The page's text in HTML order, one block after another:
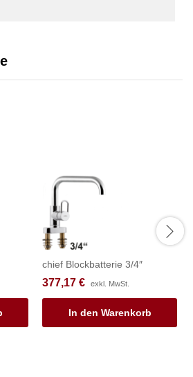
chief Blockbatterie 3/4″
377,17 € exkl. MwSt.
In den Warenkorb